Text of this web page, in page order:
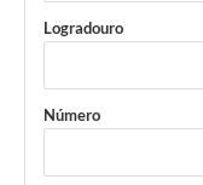
Logradouro
Número